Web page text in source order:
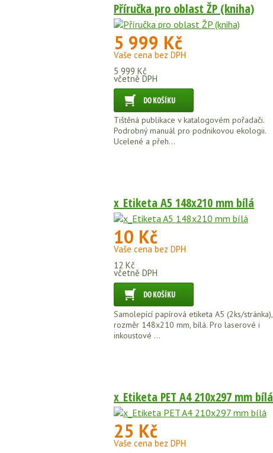
Příručka pro oblast ŽP (kniha)
5 999 Kč
Vaše cena bez DPH
5 999 Kč
včetně DPH
Tištěná publikace v katalogovém pořadači.
Podrobný manuál pro podnikovou ekologii.
Ucelené a přeh...
x_Etiketa A5 148x210 mm bílá
10 Kč
Vaše cena bez DPH
12 Kč
včetně DPH
Samolepící papírová etiketa A5 (2ks/stránka),
rozměr 148x210 mm, bílá. Pro laserové i
inkoustové ...
x_Etiketa PET A4 210x297 mm bílá
25 Kč
Vaše cena bez DPH